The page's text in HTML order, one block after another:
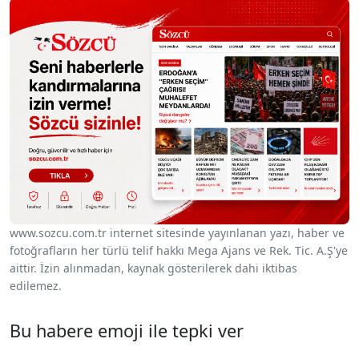
www.sozcu.com.tr internet sitesinde yayınlanan yazı, haber ve
fotoğrafların her türlü telif hakkı Mega Ajans ve Rek. Tic. A.Ş'ye
aittir. İzin alınmadan, kaynak gösterilerek dahi iktibas
edilemez.
Bu habere emoji ile tepki ver